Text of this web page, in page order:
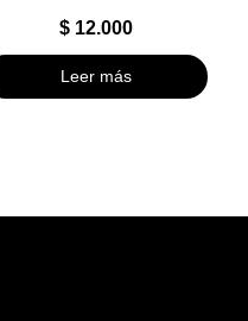
$12.000
Leer más